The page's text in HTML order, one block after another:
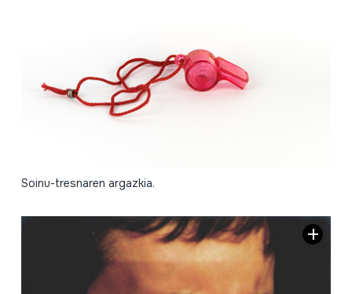
Soinu-tresnaren argazkia.